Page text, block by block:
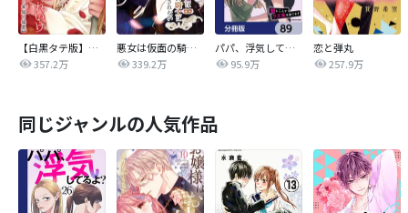
【白黒タテ版】孕むまで乱れいけ～身代わり花嫁と軍服の猛愛
357.2万
悪女は仮面の騎士に騙されない
339.2万
パパ、浮気してるよ？娘と二人でクズ夫を捨てます【分冊版】
95.9万
恋と弾丸
257.9万
同じジャンルの人気作品